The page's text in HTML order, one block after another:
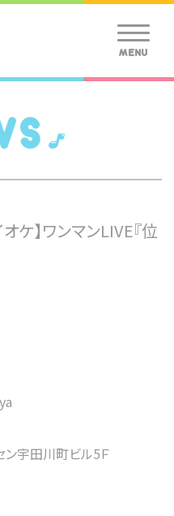
MENU
ケ】ワンマンLIVE『位
宇田川町ビル5Ｆ